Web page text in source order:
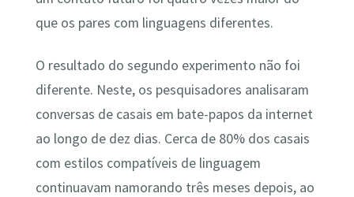
que os pares com linguagens diferentes.
O resultado do segundo experimento não foi
diferente. Neste, os pesquisadores analisaram
conversas de casais em bate-papos da internet
ao longo de dez dias. Cerca de 80% dos casais
com estilos compatíveis de linguagem
continuavam namorando três meses depois, ao